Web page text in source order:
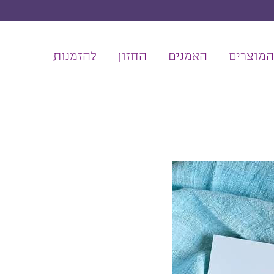
המוצרים האמנים החזון להזמנות